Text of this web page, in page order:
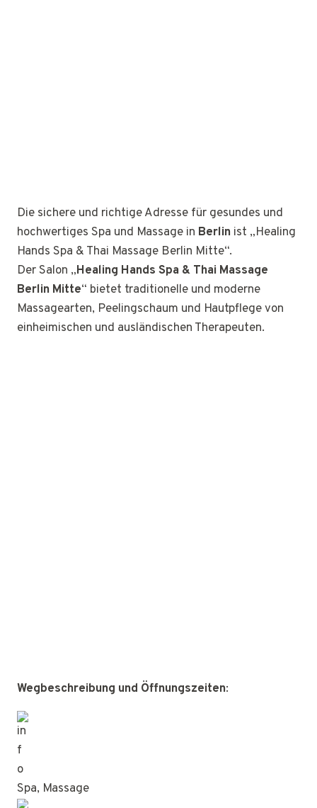
Die sichere und richtige Adresse für gesundes und
hochwertiges Spa und Massage in Berlin ist „Healing
Hands Spa & Thai Massage Berlin Mitte“.
Der Salon „Healing Hands Spa & Thai Massage
Berlin Mitte“ bietet traditionelle und moderne
Massagearten, Peelingschaum und Hautpflege von
einheimischen und ausländischen Therapeuten.
Wegbeschreibung und Öffnungszeiten:
Spa, Massage